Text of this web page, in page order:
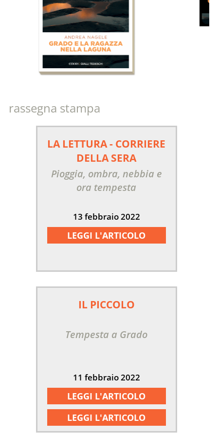
rassegna stampa
LA LETTURA - CORRIERE
DELLA SERA
Pioggia, ombra, nebbia e
ora tempesta
13 febbraio 2022
LEGGI L'ARTICOLO
IL PICCOLO
Tempesta a Grado
11 febbraio 2022
LEGGI L'ARTICOLO
LEGGI L'ARTICOLO